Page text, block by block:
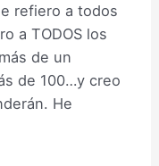
refiero a todos
a TODOS los
de un
de 100…y creo
He